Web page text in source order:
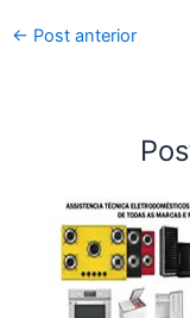
← Post anterior